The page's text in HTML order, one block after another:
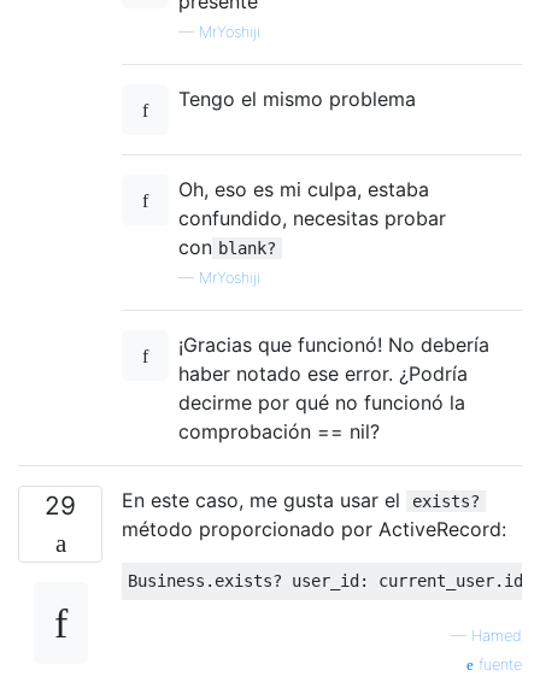
— MrYoshiji
Tengo el mismo problema
Oh, eso es mi culpa, estaba
confundido, necesitas probar
con blank?
— MrYoshiji
¡Gracias que funcionó! No debería
haber notado ese error. ¿Podría
decirme por qué no funcionó la
comprobación == nil?
29 En este caso, me gusta usar el exists?
método proporcionado por ActiveRecord:
Business.exists? user_id:
— Hamed
fuente